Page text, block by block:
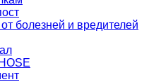
болезней и вредителей